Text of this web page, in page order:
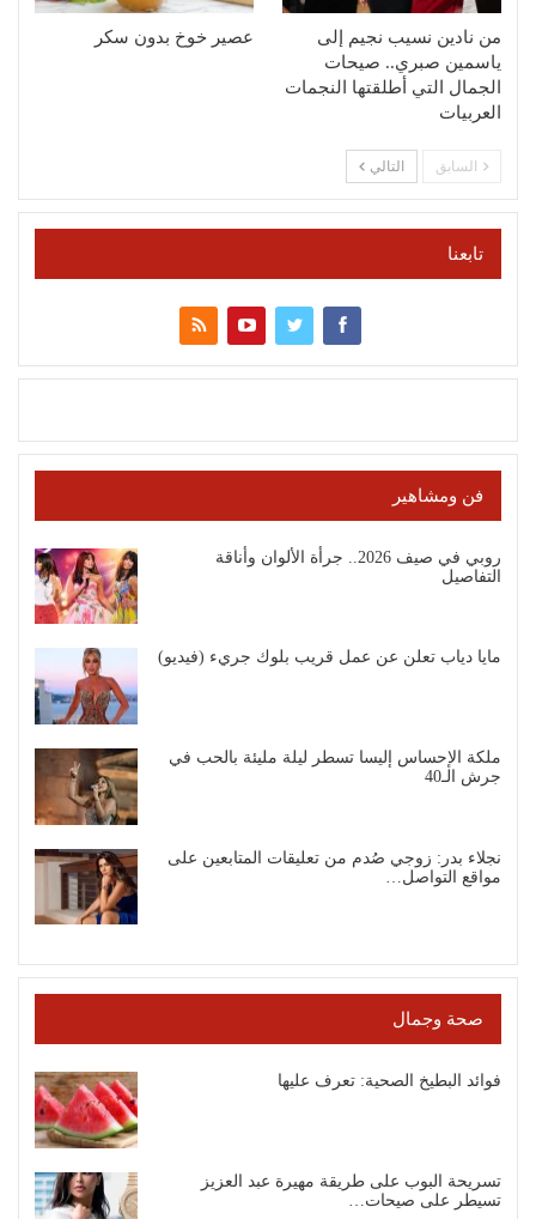
من نادين نسيب نجيم إلى
ياسمين صبري.. صيحات
الجمال التي أطلقتها النجمات
العربيات
عصير خوخ بدون سكر
السابق التالي
تابعنا
فن ومشاهير
روبي في صيف 2026.. جرأة الألوان وأناقة
التفاصيل
مايا دياب تعلن عن عمل قريب بلوك جريء (فيديو)
ملكة الإحساس إليسا تسطر ليلة مليئة بالحب في
جرش الـ40
نجلاء بدر: زوجي صُدم من تعليقات المتابعين على
مواقع التواصل…
صحة وجمال
فوائد البطيخ الصحية: تعرف عليها
تسريحة البوب على طريقة مهيرة عبد العزيز
تسيطر على صيحات…